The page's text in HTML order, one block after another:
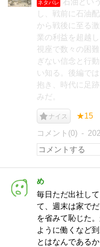
ネタバレ
石油とい
し、戦前に石油
から戦後に至る
業の利益を超越
視座で数々の困
ぎない信念と行
い知る。後編で
抱き、時代に足
みだ。
ナイス ★15
コメント(0)
め
毎日ただ出社し
て、週末は家で
を省みて恥じた
ように働くなど
とはなんである